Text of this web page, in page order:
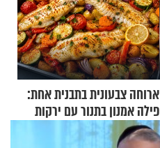
ארוחה צבעונית בתבנית אחת:
פילה אמנון בתנור עם ירקות